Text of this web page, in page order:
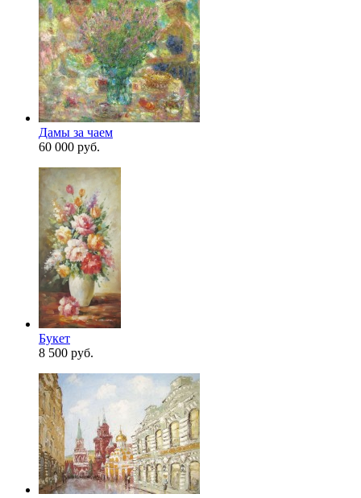
Дамы за чаем
60 000 руб.
Букет
8 500 руб.